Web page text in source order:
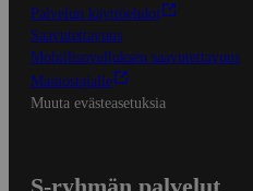
Palvelun käyttöehdot
Saavutettavuus
Mobiilisovelluksen saavutettavuus
Mainostajalle
Muuta evästeasetuksia